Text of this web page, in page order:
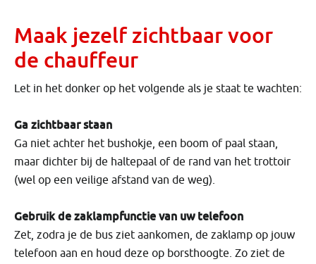
Maak jezelf zichtbaar voor
de chauffeur
Let in het donker op het volgende als je staat te wachten:
Ga zichtbaar staan
Ga niet achter het bushokje, een boom of paal staan,
maar dichter bij de haltepaal of de rand van het trottoir
(wel op een veilige afstand van de weg).
Gebruik de zaklampfunctie van uw telefoon
Zet, zodra je de bus ziet aankomen, de zaklamp op jouw
telefoon aan en houd deze op borsthoogte. Zo ziet de